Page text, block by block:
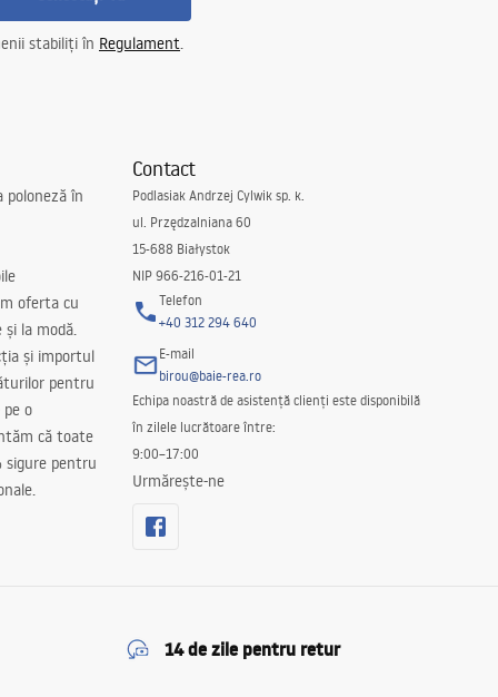
stabiliți în Regulament.
poloneză în
oferta cu
la modă.
și importul
pentru
pe o
că toate
sigure pentru
Contact
Podlasiak Andrzej Cylwik sp. k.
ul. Przędzalniana 60
15-688 Białystok
NIP 966-216-01-21
Telefon
+40 312 294 640
E-mail
birou@baie-rea.ro
Echipa noastră de asistență clienți este disponibilă
în zilele lucrătoare între:
9:00–17:00
Urmărește-ne
14 de zile pentru retur